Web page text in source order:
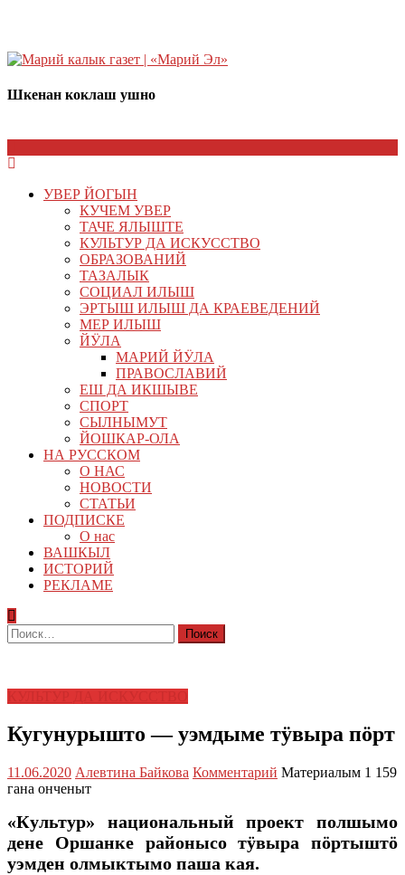
Шкенан коклаш ушно
УВЕР ЙОГЫН
КУЧЕМ УВЕР
ТАЧЕ ЯЛЫШТЕ
КУЛЬТУР ДА ИСКУССТВО
ОБРАЗОВАНИЙ
ТАЗАЛЫК
СОЦИАЛ ИЛЫШ
ЭРТЫШ ИЛЫШ ДА КРАЕВЕДЕНИЙ
МЕР ИЛЫШ
ЙӰЛА
МАРИЙ ЙӰЛА
ПРАВОСЛАВИЙ
ЕШ ДА ИКШЫВЕ
СПОРТ
СЫЛНЫМУТ
ЙОШКАР-ОЛА
НА РУССКОМ
О НАС
НОВОСТИ
СТАТЬИ
ПОДПИСКЕ
О нас
ВАШКЫЛ
ИСТОРИЙ
РЕКЛАМЕ
Найти:
Кугунурышто — уэмдыме тӱвыра пӧрт
11.06.2020 Алевтина Байкова Комментарий Материалым 1 159
гана онченыт
«Культур» национальный проект полшымо
дене Оршанке районысо тӱвыра пӧртыштӧ
уэмден олмыктымо паша кая.